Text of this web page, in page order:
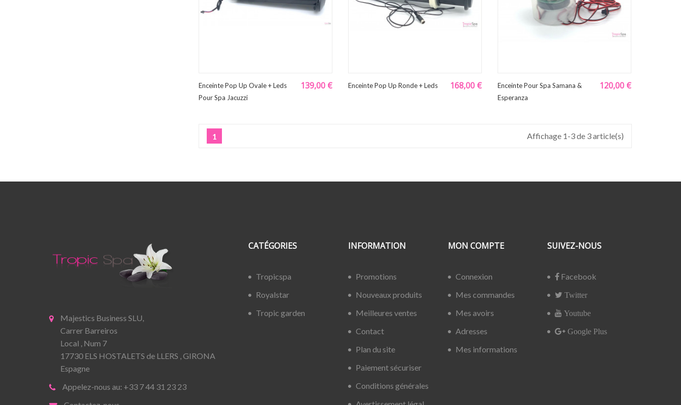
Enceinte Pop Up Ovale + Leds
Pour Spa Jacuzzi
139,00 € Enceinte Pop Up Ronde + Leds 168,00 €
Enceinte Pour Spa Samana &
Esperanza
120,00 €
1 Affichage 1-3 de 3 article(s)
Majestics Business SLU,
Carrer Barreiros
Local , Num 7
17730 ELS HOSTALETS de LLERS , GIRONA
Espagne
Appelez-nous au: +33 7 44 31 23 23
CATÉGORIES
Tropicspa
Royalstar
Tropic garden
INFORMATION
Promotions
Nouveaux produits
Meilleures ventes
Contact
Plan du site
Paiement sécuriser
Conditions générales
MON COMPTE
Connexion
Mes commandes
Mes avoirs
Adresses
Mes informations
SUIVEZ-NOUS
Facebook
Twitter
Youtube
Google Plus